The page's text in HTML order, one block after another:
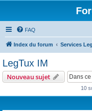
FAQ
Index du forum Services
LegTux IM
Nouveau sujet
10